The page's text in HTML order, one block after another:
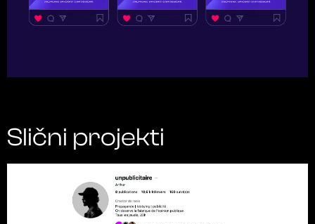
Slični projekti